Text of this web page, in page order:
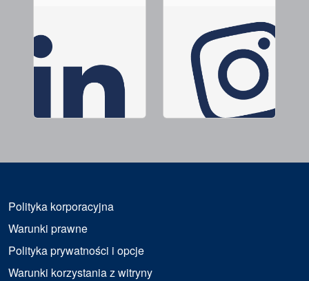
Polityka korporacyjna
Warunki prawne
Polityka prywatności i opcje
Warunki korzystania z witryny